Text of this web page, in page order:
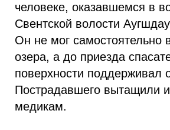
человеке, оказавшемся в
Свентской волости
Он не мог самостоятельно
озера, а до приезда
поверхности поддерживал
Пострадавшего вытащили
медикам.